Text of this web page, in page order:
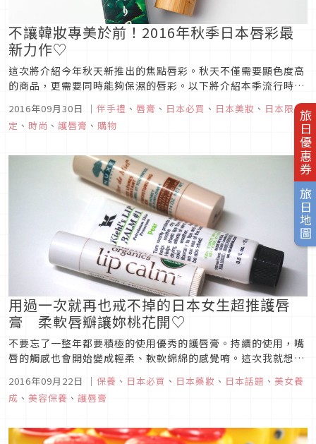
旅日優惠券
旅日地圖
不讓韓妝專美於前！2016年秋季日本唇彩最
新力作♡
這次將介紹今年秋天新推出的焦點唇彩。秋天不僅需要顯色度高
的商品，更需要同時能夠保濕的唇彩。以下將介紹本季流行時尚
2016年09月30日 ｜ 伴手禮 、 唇膏 、 日本必買 、 日本美妝 、 日本限
定 、 時尚 、 護唇膏 、 購物
用過一次就再也戒不掉的日本女生超推護唇
膏 柔軟唇瓣讓妳桃花開♡
不要忘了一整年都要積極的使用優秀的護唇膏。持續的使用，嘴
唇的觸感也會開始變成輕柔、軟軟綿綿的感覺唷。這次我就想說
2016年09月22日 ｜ 保養 、 日本必買 、 日本藥妝 、 日本話題 、 美女養
成 、 美容保養 、 護唇膏